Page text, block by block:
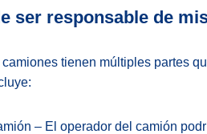
ser responsable de
camiones tienen múltiples partes
– El operador del camión